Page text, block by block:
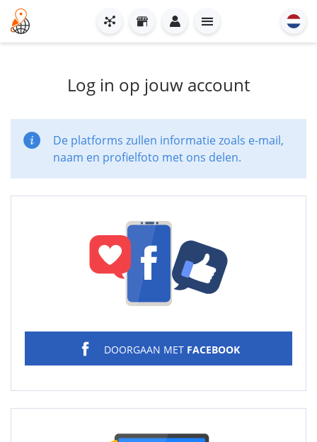
Log in op jouw account
De platforms zullen informatie zoals e-mail,
naam en profielfoto met ons delen.
DOORGAAN MET FACEBOOK